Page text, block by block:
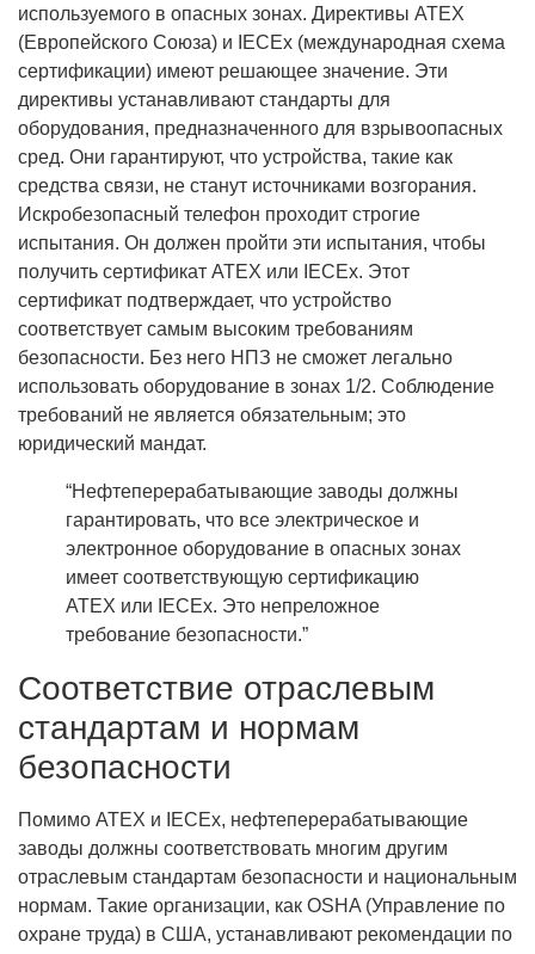
используемого в опасных зонах. Директивы ATEX
(Европейского Союза) и IECEx (международная схема
сертификации) имеют решающее значение. Эти
директивы устанавливают стандарты для
оборудования, предназначенного для взрывоопасных
сред. Они гарантируют, что устройства, такие как
средства связи, не станут источниками возгорания.
Искробезопасный телефон проходит строгие
испытания. Он должен пройти эти испытания, чтобы
получить сертификат ATEX или IECEx. Этот
сертификат подтверждает, что устройство
соответствует самым высоким требованиям
безопасности. Без него НПЗ не сможет легально
использовать оборудование в зонах 1/2. Соблюдение
требований не является обязательным; это
юридический мандат.
“Нефтеперерабатывающие заводы должны
гарантировать, что все электрическое и
электронное оборудование в опасных зонах
имеет соответствующую сертификацию
ATEX или IECEx. Это непреложное
требование безопасности.”
Соответствие отраслевым
стандартам и нормам
безопасности
Помимо ATEX и IECEx, нефтеперерабатывающие
заводы должны соответствовать многим другим
отраслевым стандартам безопасности и национальным
нормам. Такие организации, как OSHA (Управление по
охране труда) в США, устанавливают рекомендации по